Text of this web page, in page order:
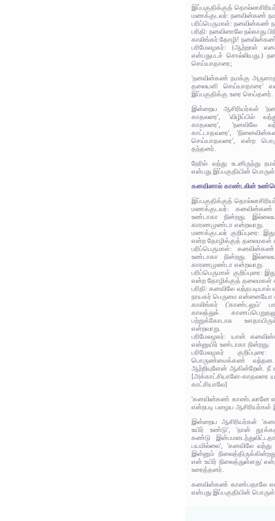
இப்பகுதிக்குத்
மணக்குடவர்: நனவின்கண்
பரிப்பெருமாள்: நனவின்கண்
பரிதி: நனவினாலே நல்காது
காலிங்கர்:தோழி! நனவின்கண்
பரிமேலழகர்: (ஆற்றாள்
என்பதுபடச் சொல்லியது.)
செய்யாதாரை;
'நனவின்கண் நமக்கு
தலையளி செய்யாதாரை'
இப்பகுதிக்கு உரை செய்தனர்.
இன்றைய ஆசிரியர்கள்
காதலரை', 'விழிப்பில்
காதலரை', 'நனவிலே
காட்டாதவரை',
செய்யாதவரை', என்ற
தந்தனர்.
நேரில் வந்து உடனிருந்து
என்பது இப்பகுதியின்
கனவினால் காண்டலின்
இப்பகுதிக்குத்
மணக்குடவர்: கனவின்கண்
உண்டாகா நின்றது.
காரணமுண்டா என்றவாறு.
மணக்குடவர் குறிப்புரை:
என்ற தோழிக்குத் தலைமகள்
பரிப்பெருமாள்:
உண்டாகா நின்றது.
காரணமுண்டா என்றவாறு.
பரிப்பெருமாள்
என்ற தோழிக்குத் தலைமகள்
பரிதி: கனவிலே
நாயகர் பெருமை என்னையோ
காலிங்கர் ('காண்டலும்'
காலத்துக்
பற்றுக்கோடாக
என்றவாறு.
பரிமேலழகர்: யான்
என்னுயிர் உண்டாகா நின்றது.
பரிமேலழகர்
பொருண்மைக்கண் வந்தன.
ஆற்றியுளேன் ஆகின்றேன்.
[அக்காட்சியானே-காதலரை
காட்சியாலே]
'கனவின்கண் காண்டலானே
என்றபடி பழைய ஆசிரியர்கள்
இன்றைய ஆசிரியர்கள்
உயிர் உண்டு', 'நான்
கண்டு
பயமில்லை', 'கனவிலே
இன்னும்
என் உயிர் நிலைத்துள்ளது'
உரைத்தனர்.
கனவின்கண் காண்பதாலே
என்பது இப்பகுதியின்